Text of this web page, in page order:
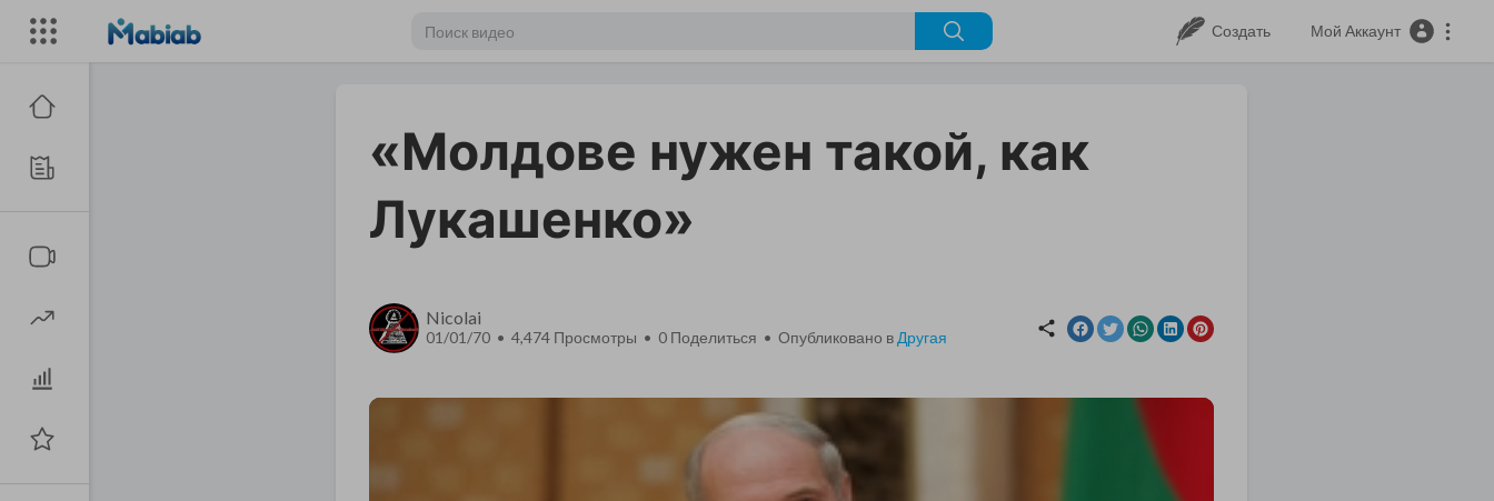
Создать Мой Аккаунт
«Молдове нужен такой, как
Лукашенко»
Nicolai
01/01/70 • 4,474 Просмотры • 0 Поделиться • Опубликовано в Другая